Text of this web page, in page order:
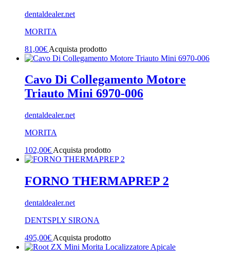
dentaldealer.net
MORITA
81,00€ Acquista prodotto
Cavo Di Collegamento Motore
Triauto Mini 6970-006
dentaldealer.net
MORITA
102,00€ Acquista prodotto
FORNO THERMAPREP 2
dentaldealer.net
DENTSPLY SIRONA
495,00€ Acquista prodotto